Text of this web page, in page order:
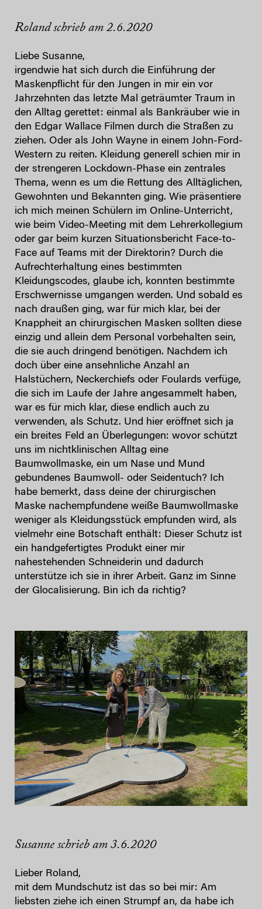
Roland schrieb am 2.6.2020
Liebe Susanne,
irgendwie hat sich durch die Einführung der
Maskenpflicht für den Jungen in mir ein vor
Jahrzehnten das letzte Mal geträumter Traum in
den Alltag gerettet: einmal als Bankräuber wie in
den Edgar Wallace Filmen durch die Straßen zu
ziehen. Oder als John Wayne in einem John-Ford-
Western zu reiten. Kleidung generell schien mir in
der strengeren Lockdown-Phase ein zentrales
Thema, wenn es um die Rettung des Alltäglichen,
Gewohnten und Bekannten ging. Wie präsentiere
ich mich meinen Schülern im Online-Unterricht,
wie beim Video-Meeting mit dem Lehrerkollegium
oder gar beim kurzen Situationsbericht Face-to-
Face auf Teams mit der Direktorin? Durch die
Aufrechterhaltung eines bestimmten
Kleidungscodes, glaube ich, konnten bestimmte
Erschwernisse umgangen werden. Und sobald es
nach draußen ging, war für mich klar, bei der
Knappheit an chirurgischen Masken sollten diese
einzig und allein dem Personal vorbehalten sein,
die sie auch dringend benötigen. Nachdem ich
doch über eine ansehnliche Anzahl an
Halstüchern, Neckerchiefs oder Foulards verfüge,
die sich im Laufe der Jahre angesammelt haben,
war es für mich klar, diese endlich auch zu
verwenden, als Schutz. Und hier eröffnet sich ja
ein breites Feld an Überlegungen: wovor schützt
uns im nichtklinischen Alltag eine
Baumwollmaske, ein um Nase und Mund
gebundenes Baumwoll- oder Seidentuch? Ich
habe bemerkt, dass deine der chirurgischen
Maske nachempfundene weiße Baumwollmaske
weniger als Kleidungsstück empfunden wird, als
vielmehr eine Botschaft enthält: Dieser Schutz ist
ein handgefertigtes Produkt einer mir
nahestehenden Schneiderin und dadurch
unterstütze ich sie in ihrer Arbeit. Ganz im Sinne
der Glocalisierung. Bin ich da richtig?
Susanne schrieb am 3.6.2020
Lieber Roland,
mit dem Mundschutz ist das so bei mir: Am
liebsten ziehe ich einen Strumpf an, da habe ich